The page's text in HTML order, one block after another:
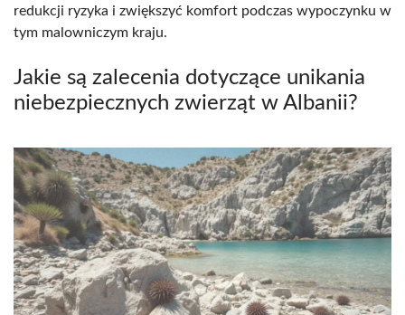
redukcji ryzyka i zwiększyć komfort podczas wypoczynku w
tym malowniczym kraju.
Jakie są zalecenia dotyczące unikania
niebezpiecznych zwierząt w Albanii?